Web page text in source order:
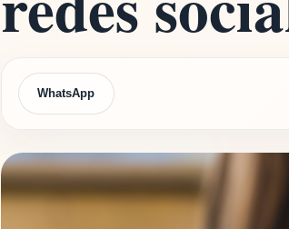
WhatsApp